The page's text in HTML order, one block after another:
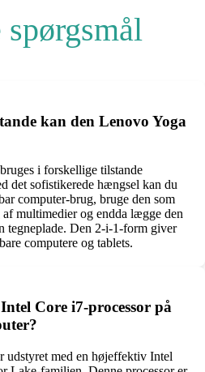
kan den Lenovo Yoga
i forskellige tilstande
det sofistikerede hængsel kan du
computer-brug, bruge den som
multimedier og endda lægge den
tegneplade. Den 2-i-1-form giver
computere og tablets.
Core i7-processor på
udstyret med en højeffektiv Intel